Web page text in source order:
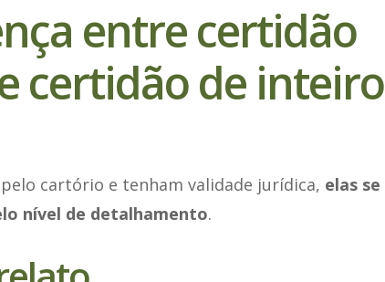
entre certidão
certidão de inteiro
cartório e tenham validade jurídica, elas se
nível de detalhamento.